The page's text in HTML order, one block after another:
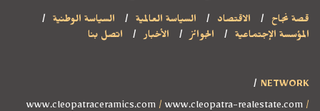
قصة نجاح الاقتصاد السياسة العالمية
السياسة الوطنية
المؤسسة الإجتماعية
الجوائز الأخبار اتصل بنا
NETWORK
www.cleopatraceramics.com / www.cleopatra-realestate.com /